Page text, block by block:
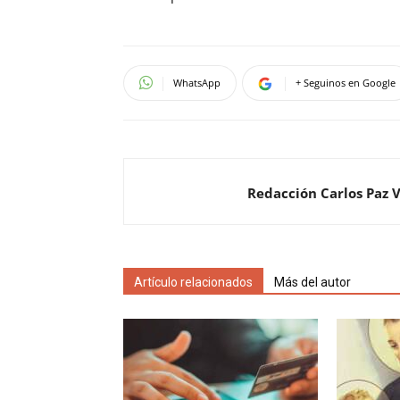
WhatsApp + Seguinos en Google
Redacción Carlos Paz
Artículo relacionados Más del autor